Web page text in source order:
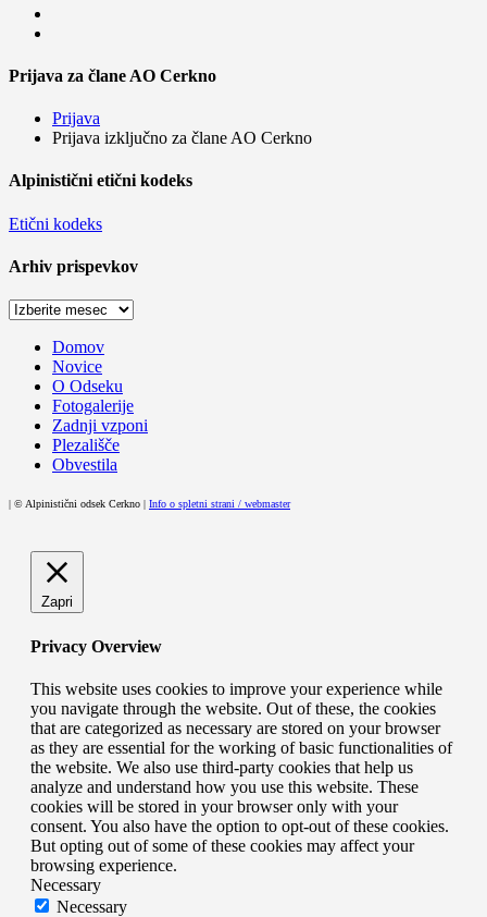
Prijava za člane AO Cerkno
Prijava
Prijava izključno za člane AO Cerkno
Alpinistični etični kodeks
Etični kodeks
Arhiv prispevkov
Arhiv
Domov
Novice
O Odseku
Fotogalerije
Zadnji vzponi
Plezališče
Obvestila
| © Alpinistični odsek Cerkno | Info o spletni strani / webmaster
Zapri
Privacy Overview
This website uses cookies to improve your experience while
you navigate through the website. Out of these, the cookies
that are categorized as necessary are stored on your browser
as they are essential for the working of basic functionalities of
the website. We also use third-party cookies that help us
analyze and understand how you use this website. These
cookies will be stored in your browser only with your
consent. You also have the option to opt-out of these cookies.
But opting out of some of these cookies may affect your
browsing experience.
Necessary
Necessary